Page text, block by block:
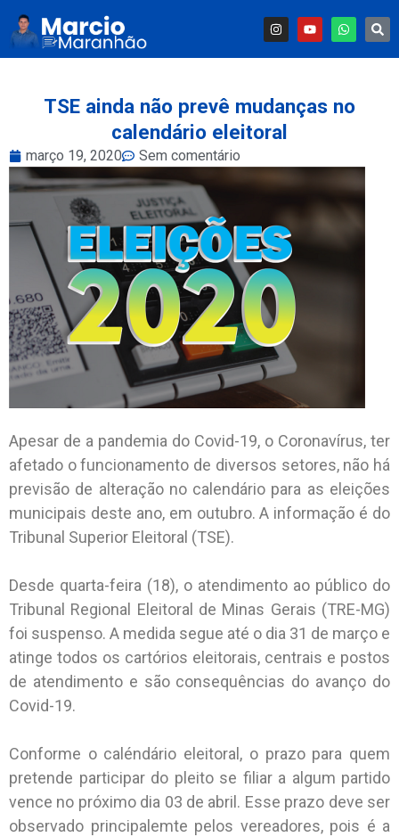
TSE ainda não prevê mudanças no
calendário eleitoral
março 19, 2020 Sem comentário
Apesar de a pandemia do Covid-19, o Coronavírus, ter
afetado o funcionamento de diversos setores, não há
previsão de alteração no calendário para as eleições
municipais deste ano, em outubro. A informação é do
Tribunal Superior Eleitoral (TSE).
Desde quarta-feira (18), o atendimento ao público do
Tribunal Regional Eleitoral de Minas Gerais (TRE-MG)
foi suspenso. A medida segue até o dia 31 de março e
atinge todos os cartórios eleitorais, centrais e postos
de atendimento e são consequências do avanço do
Covid-19.
Conforme o caléndário eleitoral, o prazo para quem
pretende participar do pleito se filiar a algum partido
vence no próximo dia 03 de abril. Esse prazo deve ser
observado principalemte pelos vereadores, pois é a